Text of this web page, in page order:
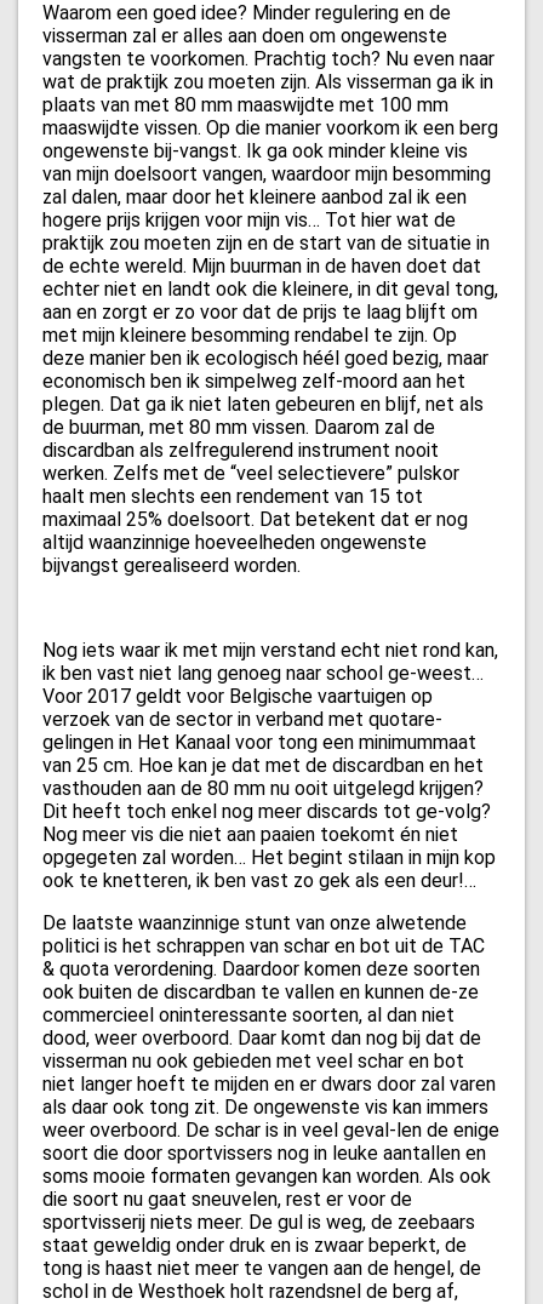
Waarom een goed idee? Minder regulering en de
visserman zal er alles aan doen om ongewenste
vangsten te voorkomen. Prachtig toch? Nu even naar
wat de praktijk zou moeten zijn. Als visserman ga ik in
plaats van met 80 mm maaswijdte met 100 mm
maaswijdte vissen. Op die manier voorkom ik een berg
ongewenste bij-vangst. Ik ga ook minder kleine vis
van mijn doelsoort vangen, waardoor mijn besomming
zal dalen, maar door het kleinere aanbod zal ik een
hogere prijs krijgen voor mijn vis… Tot hier wat de
praktijk zou moeten zijn en de start van de situatie in
de echte wereld. Mijn buurman in de haven doet dat
echter niet en landt ook die kleinere, in dit geval tong,
aan en zorgt er zo voor dat de prijs te laag blijft om
met mijn kleinere besomming rendabel te zijn. Op
deze manier ben ik ecologisch héél goed bezig, maar
economisch ben ik simpelweg zelf-moord aan het
plegen. Dat ga ik niet laten gebeuren en blijf, net als
de buurman, met 80 mm vissen. Daarom zal de
discardban als zelfregulerend instrument nooit
werken. Zelfs met de “veel selectievere” pulskor
haalt men slechts een rendement van 15 tot
maximaal 25% doelsoort. Dat betekent dat er nog
altijd waanzinnige hoeveelheden ongewenste
bijvangst gerealiseerd worden.
Nog iets waar ik met mijn verstand echt niet rond kan,
ik ben vast niet lang genoeg naar school ge-weest…
Voor 2017 geldt voor Belgische vaartuigen op
verzoek van de sector in verband met quotare-
gelingen in Het Kanaal voor tong een minimummaat
van 25 cm. Hoe kan je dat met de discardban en het
vasthouden aan de 80 mm nu ooit uitgelegd krijgen?
Dit heeft toch enkel nog meer discards tot ge-volg?
Nog meer vis die niet aan paaien toekomt én niet
opgegeten zal worden… Het begint stilaan in mijn kop
ook te knetteren, ik ben vast zo gek als een deur!…
De laatste waanzinnige stunt van onze alwetende
politici is het schrappen van schar en bot uit de TAC
& quota verordening. Daardoor komen deze soorten
ook buiten de discardban te vallen en kunnen de-ze
commercieel oninteressante soorten, al dan niet
dood, weer overboord. Daar komt dan nog bij dat de
visserman nu ook gebieden met veel schar en bot
niet langer hoeft te mijden en er dwars door zal varen
als daar ook tong zit. De ongewenste vis kan immers
weer overboord. De schar is in veel geval-len de enige
soort die door sportvissers nog in leuke aantallen en
soms mooie formaten gevangen kan worden. Als ook
die soort nu gaat sneuvelen, rest er voor de
sportvisserij niets meer. De gul is weg, de zeebaars
staat geweldig onder druk en is zwaar beperkt, de
tong is haast niet meer te vangen aan de hengel, de
schol in de Westhoek holt razendsnel de berg af,